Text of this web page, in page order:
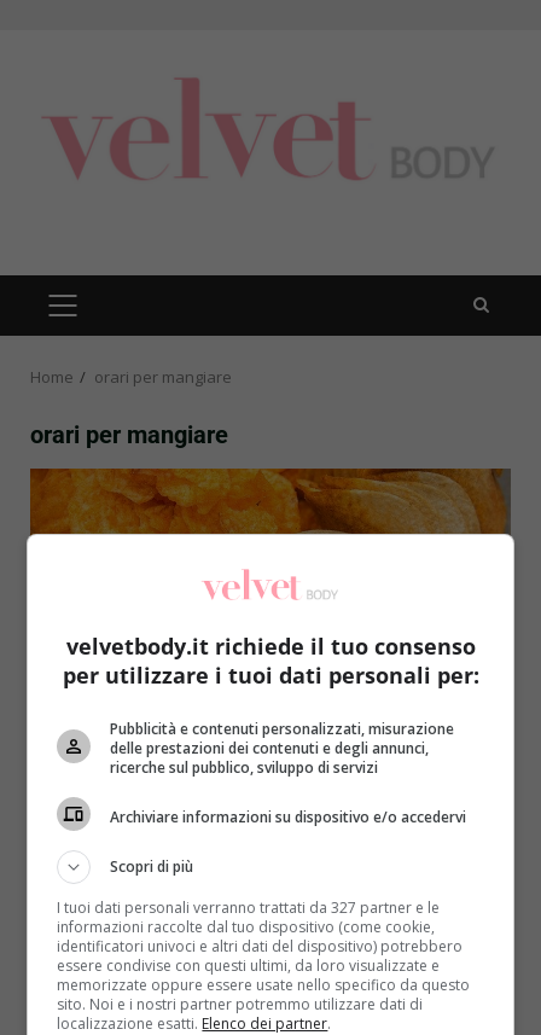
PRIMARY
MENU
Home orari per mangiare
orari per mangiare
Mangiare di notte fa male? La scienza svela
l’incredibile risultato
Mangiare di notte fa male o fa bene? L’eterno
dilemma ha sempre diviso i ricercatori e l’opinione...
Read More
velvetbody.it richiede il tuo consenso
per utilizzare i tuoi dati personali per:
Pubblicità e contenuti personalizzati, misurazione
delle prestazioni dei contenuti e degli annunci,
ricerche sul pubblico, sviluppo di servizi
Archiviare informazioni su dispositivo e/o accedervi
Scopri di più
I tuoi dati personali verranno trattati da 327 partner e le
informazioni raccolte dal tuo dispositivo (come cookie,
identificatori univoci e altri dati del dispositivo) potrebbero
essere condivise con questi ultimi, da loro visualizzate e
memorizzate oppure essere usate nello specifico da questo
sito. Noi e i nostri partner potremmo utilizzare dati di
localizzazione esatti. Elenco dei partner.